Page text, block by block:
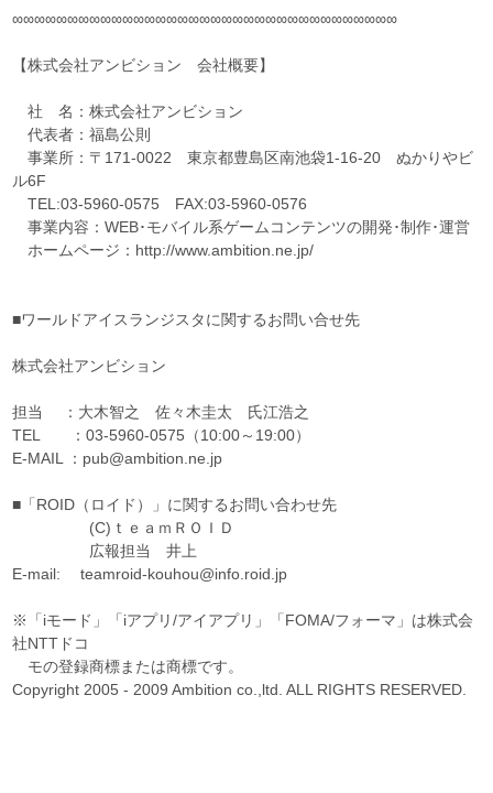
∞∞∞∞∞∞∞∞∞∞∞∞∞∞∞∞∞∞∞∞∞∞∞∞∞∞∞∞∞∞∞∞∞∞∞
【株式会社アンビション 会社概要】
社 名：株式会社アンビション
代表者：福島公則
事業所：〒171-0022 東京都豊島区南池袋1-16-20 ぬかりやビ
ル6F
TEL:03-5960-0575 FAX:03-5960-0576
事業内容：WEB･モバイル系ゲームコンテンツの開発･制作･運営
ホームページ：http://www.ambition.ne.jp/
■ワールドアイスランジスタに関するお問い合せ先
株式会社アンビション
担当 ：大木智之 佐々木圭太 氏江浩之
TEL ：03-5960-0575（10:00～19:00）
E-MAIL ：pub@ambition.ne.jp
■「ROID（ロイド）」に関するお問い合わせ先
(C)ｔｅａｍＲＯＩＤ
広報担当 井上
E-mail: teamroid-kouhou@info.roid.jp
※「iモード」「iアプリ/アイアプリ」「FOMA/フォーマ」は株式会
社NTTドコ
モの登録商標または商標です。
Copyright 2005 - 2009 Ambition co.,ltd. ALL RIGHTS RESERVED.